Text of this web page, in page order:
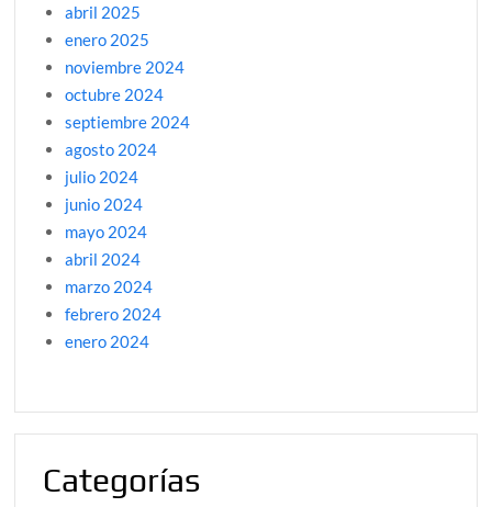
abril 2025
enero 2025
noviembre 2024
octubre 2024
septiembre 2024
agosto 2024
julio 2024
junio 2024
mayo 2024
abril 2024
marzo 2024
febrero 2024
enero 2024
Categorías